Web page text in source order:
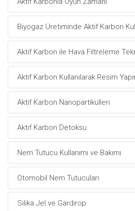
Biyogaz Üretiminde Aktif Karbon
Aktif Karbon ile Hava Filtreleme
Aktif Karbon Kullanılarak Resim
Aktif Karbon Nanopartikülleri
Aktif Karbon Detoksu
Nem Tutucu Kullanımı ve Bakımı
Otomobil Nem Tutucuları
Silika Jel ve Gardırop